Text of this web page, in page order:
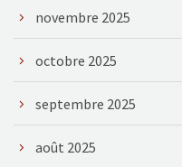
novembre 2025
octobre 2025
septembre 2025
août 2025